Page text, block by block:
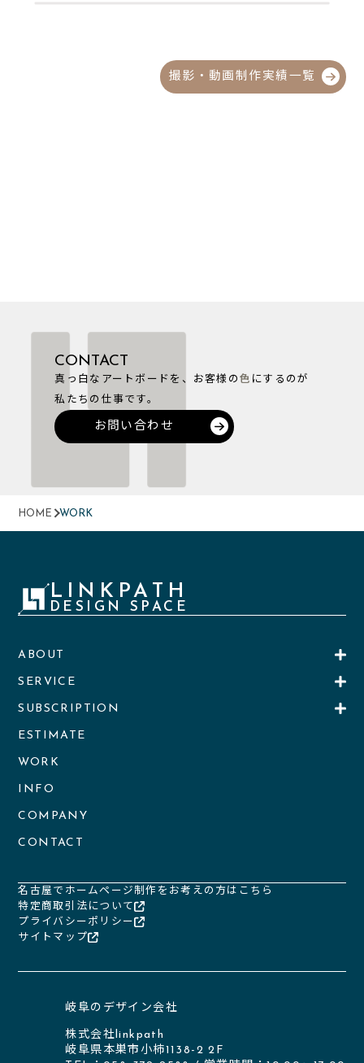
撮影・動画制作実績一覧
CONTACT
真っ白なアートボードを、お客様の 色 にするのが
私たちの仕事です。
お問い合わせ
HOME WORK
LINKPATH
DESIGN SPACE
ABOUT
SERVICE
SUBSCRIPTION
ESTIMATE
WORK
INFO
COMPANY
CONTACT
名古屋でホームページ制作をお考えの方はこちら
特定商取引法について
プライバシーポリシー
サイトマップ
岐阜のデザイン会社
株式会社linkpath
岐阜県本巣市小柿1138-2 2F